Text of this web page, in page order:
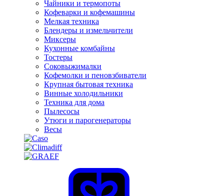
Чайники и термопоты
Кофеварки и кофемашины
Мелкая техника
Блендеры и измельчители
Миксеры
Кухонные комбайны
Тостеры
Соковыжималки
Кофемолки и пеновзбиватели
Крупная бытовая техника
Винные холодильники
Техника для дома
Пылесосы
Утюги и парогенераторы
Весы